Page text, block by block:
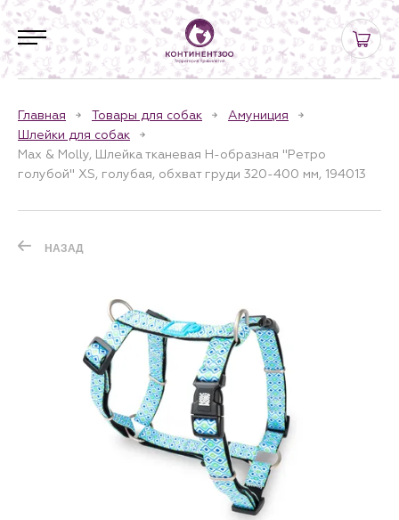
Главная Товары для собак
Амуниция
Шлейки для собак
Max & Molly, Шлейка тканевая H-образная "Ретро
голубой" XS, голубая, обхват груди 320-400 мм, 194013
НАЗАД